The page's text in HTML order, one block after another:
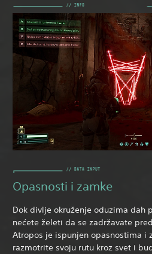
Opasnosti i zamke
Dok divlje okruženje oduzima dah
nećete želeti da se zadržavate
Atropos je ispunjen opasnostima i
razmotrite svoju rutu kroz svet i